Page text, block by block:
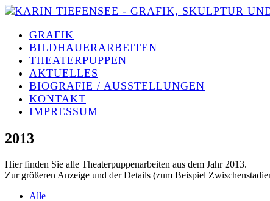
GRAFIK
BILDHAUERARBEITEN
THEATERPUPPEN
AKTUELLES
BIOGRAFIE / AUSSTELLUNGEN
KONTAKT
IMPRESSUM
2013
Hier finden Sie alle Theaterpuppenarbeiten aus dem Jahr 2013.
Zur größeren Anzeige und der Details (zum Beispiel
Alle